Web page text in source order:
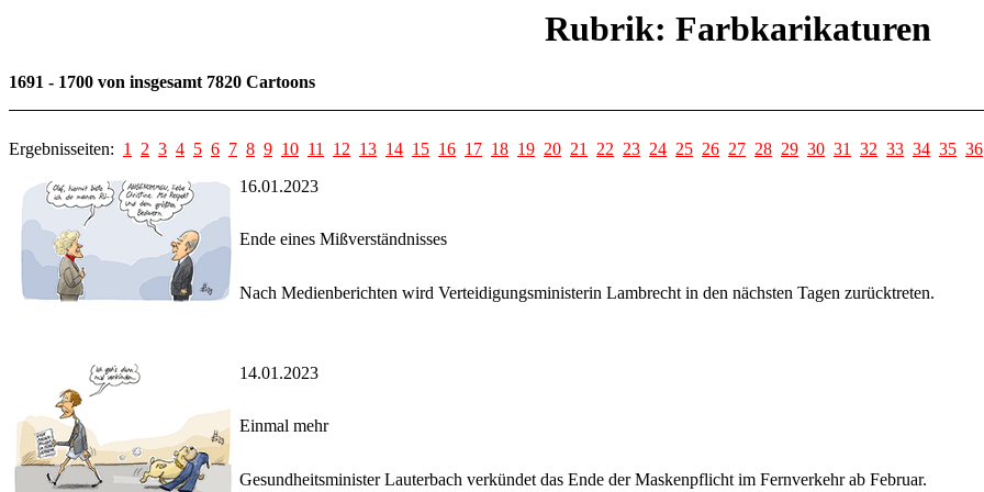
Rubrik: Farbkarikaturen
1691 - 1700 von insgesamt 7820 Cartoons
Ergebnisseiten: 1 2 3 4 5 6 7 8 9 10 11 12 13 14 15 16 17 18 19 20 21 22 23 24 25 26 27 28 29 30 31 32 33 34 35 36
16.01.2023
Ende eines Mißverständnisses
Nach Medienberichten wird Verteidigungsministerin Lambrecht in den nächsten Tagen zurücktreten.
14.01.2023
Einmal mehr
Gesundheitsminister Lauterbach verkündet das Ende der Maskenpflicht im Fernverkehr ab Februar.